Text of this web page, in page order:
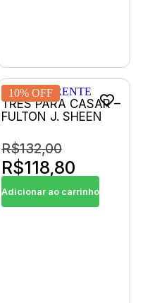
10% OFF
TRÊS PARA CASAR –
FULTON J. SHEEN
R$132,00
R$118,80
Adicionar ao carrinho